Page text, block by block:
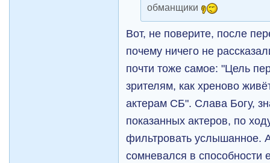
обманщики
Вот, не поверите, после
почему ничего не
почти тоже самое: "Цель
зрителям, как хреново
актерам СБ". Слава Богу,
показанных актеров, по
фильтровать услышанное.
сомневался в способности